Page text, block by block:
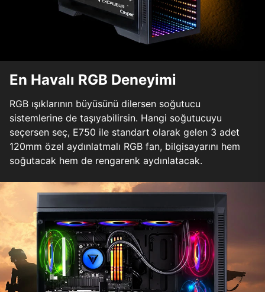
En Havalı RGB Deneyimi
RGB ışıklarının büyüsünü dilersen soğutucu
sistemlerine de taşıyabilirsin. Hangi soğutucuyu
seçersen seç, E750 ile standart olarak gelen 3 adet
120mm özel aydınlatmalı RGB fan, bilgisayarını hem
soğutacak hem de rengarenk aydınlatacak.